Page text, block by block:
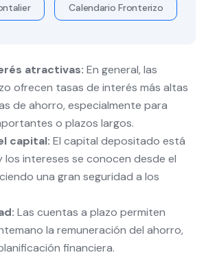
Calendario Fronterizo
atractivas: En general, las
ofrecen tasas de interés más altas
de ahorro, especialmente para
o plazos largos.
capital: El capital depositado está
los intereses se conocen desde el
una gran seguridad a los
Las cuentas a plazo permiten
la remuneración del ahorro,
financiera.